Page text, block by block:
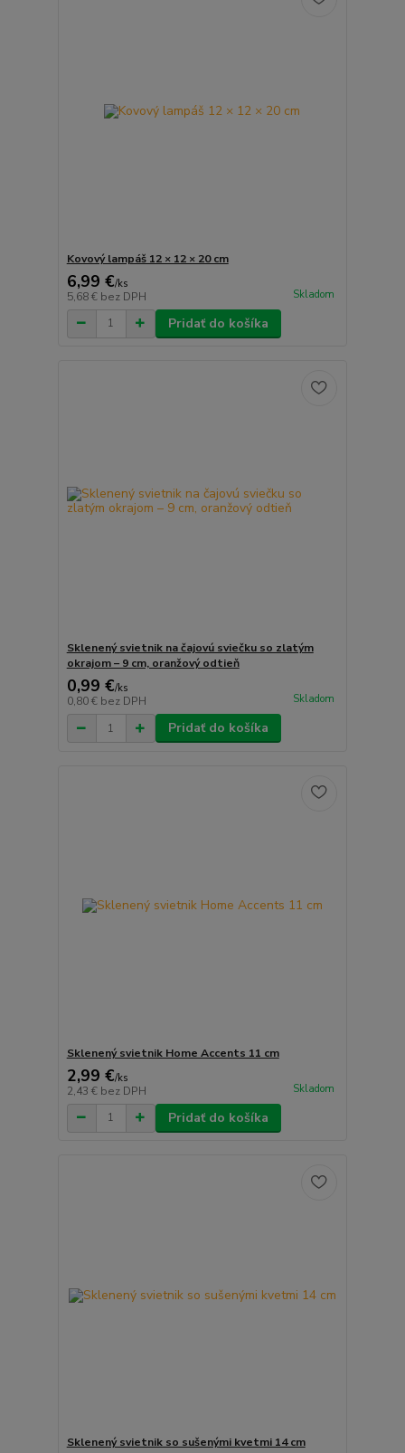
Kovový lampáš 12 × 12 × 20 cm
6,99 €/ks
5,68 € bez DPH Skladom
Pridať do košíka
Sklenený svietnik na čajovú sviečku so zlatým
okrajom – 9 cm, oranžový odtieň
0,99 €/ks
0,80 € bez DPH Skladom
Pridať do košíka
Sklenený svietnik Home Accents 11 cm
2,99 €/ks
2,43 € bez DPH Skladom
Pridať do košíka
Sklenený svietnik so sušenými kvetmi 14 cm